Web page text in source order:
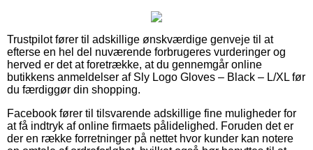
Trustpilot fører til adskillige ønskværdige genveje til at
efterse en hel del nuværende forbrugeres vurderinger og
herved er det at foretrække, at du gennemgår online
butikkens anmeldelser af Sly Logo Gloves – Black – L/XL før
du færdiggør din shopping.
Facebook fører til tilsvarende adskillige fine muligheder for
at få indtryk af online firmaets pålidelighed. Foruden det er
der en række forretninger på nettet hvor kunder kan notere